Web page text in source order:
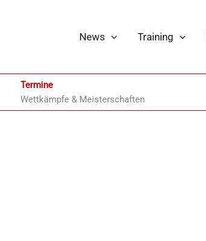
News Training
Termine
Wettkämpfe & Meisterschaften